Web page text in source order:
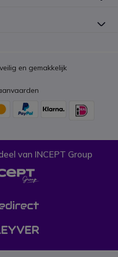
en gemakkelijk
van INCEPT Group